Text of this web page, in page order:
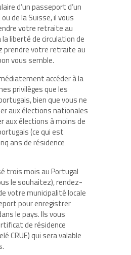
d’un passeport d’un
ou de la Suisse, il vous
votre retraite au
la liberté de circulation de
prendre votre retraite au
vous semble.
accéder à la
privilèges que les
bien que vous ne
aux élections nationales
aux élections à moins de
(ce qui est
ans de résidence
trois mois au Portugal
le souhaitez), rendez-
votre municipalité locale
pour enregistrer
le pays. Ils vous
de résidence
CRUE) qui sera valable